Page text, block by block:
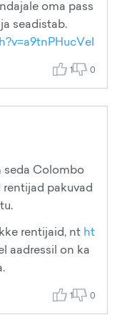
oma pass
seadistab.
1 0
seda Colombo
pakuvad
rentijaid, nt ht
aadressil on ka
1 0